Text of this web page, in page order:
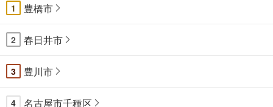
1 豊橋市
2 春日井市
3 豊川市
4 名古屋市千種区